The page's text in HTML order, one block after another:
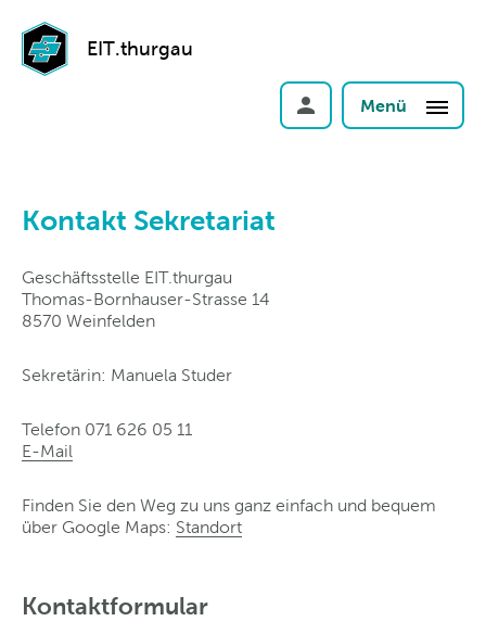
EIT.thurgau
Menü
Kontakt Sekretariat
Geschäftsstelle EIT.thurgau
Thomas-Bornhauser-Strasse 14
8570 Weinfelden
Sekretärin: Manuela Studer
Telefon 071 626 05 11
E-Mail
Finden Sie den Weg zu uns ganz einfach und bequem
über Google Maps: Standort
Kontaktformular